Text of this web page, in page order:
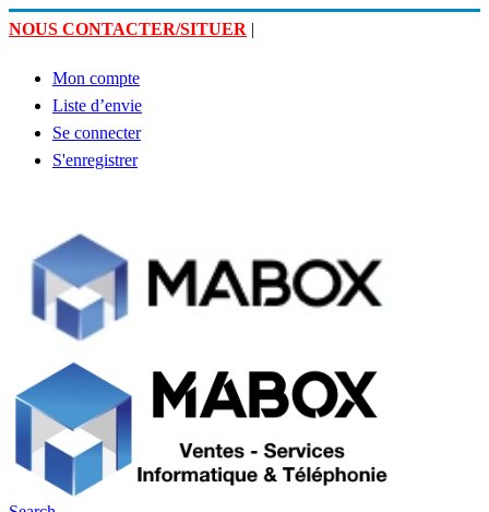
NOUS CONTACTER/SITUER |
Mon compte
Liste d’envie
Se connecter
S'enregistrer